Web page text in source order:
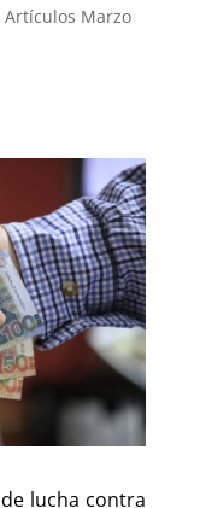
Artículos Marzo
lucha contra